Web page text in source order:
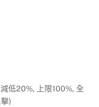
低20%, 上限100%, 全
)